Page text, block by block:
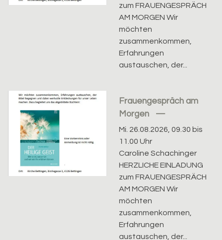
zum FRAUENGESPRÄCH
AM MORGEN Wir
möchten
zusammenkommen,
Erfahrungen
austauschen, der...
Frauengespräch am
Morgen
Mi. 26.08.2026, 09.30 bis
11.00 Uhr
Caroline Schachinger
HERZLICHE EINLADUNG
zum FRAUENGESPRÄCH
AM MORGEN Wir
möchten
zusammenkommen,
Erfahrungen
austauschen, der...